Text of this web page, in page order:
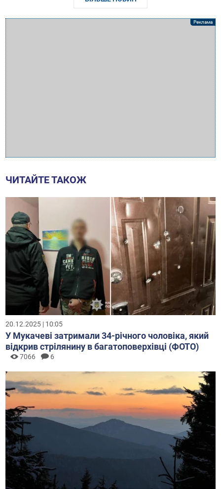
ЧИТАЙТЕ ТАКОЖ
20.12.2025 | 10:05
У Мукачеві затримали 34-річного чоловіка, який
відкрив стрілянину в багатоповерхівці (ФОТО)
7066 6